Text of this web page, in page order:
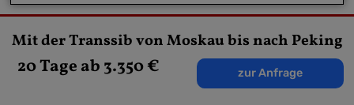
Reisebeschreibung
Mit der Transsib von Moskau bis nach Peking
20 Tage ab 3.350 € zur Anfrage